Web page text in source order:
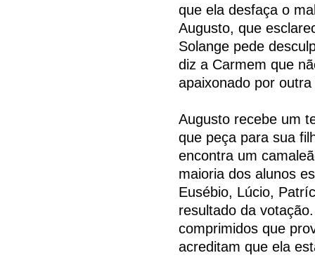
que ela desfaça o
Augusto, que
Solange pede
diz a Carmem que
apaixonado por
Augusto recebe um
que peça para sua
encontra um
maioria dos alunos
Eusébio, Lúcio,
resultado da
comprimidos que
acreditam que ela